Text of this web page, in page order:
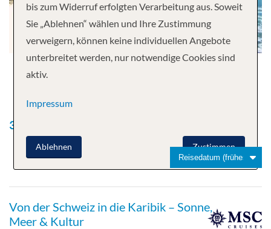
3
Von der Schweiz in die Karibik – Sonne,
Meer & Kultur
bis zum Widerruf erfolgten Verarbeitung aus. Soweit
Sie „Ablehnen“ wählen und Ihre Zustimmung
verweigern, können keine individuellen Angebote
unterbreitet werden, nur notwendige Cookies sind
aktiv.
Impressum
Zustimmen
Ablehnen